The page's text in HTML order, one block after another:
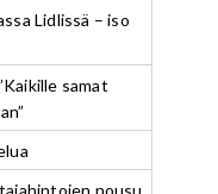
Lidlissä – iso
samat